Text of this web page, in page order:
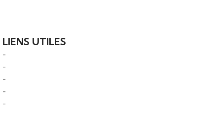
LIENS UTILES
-
-
-
-
-